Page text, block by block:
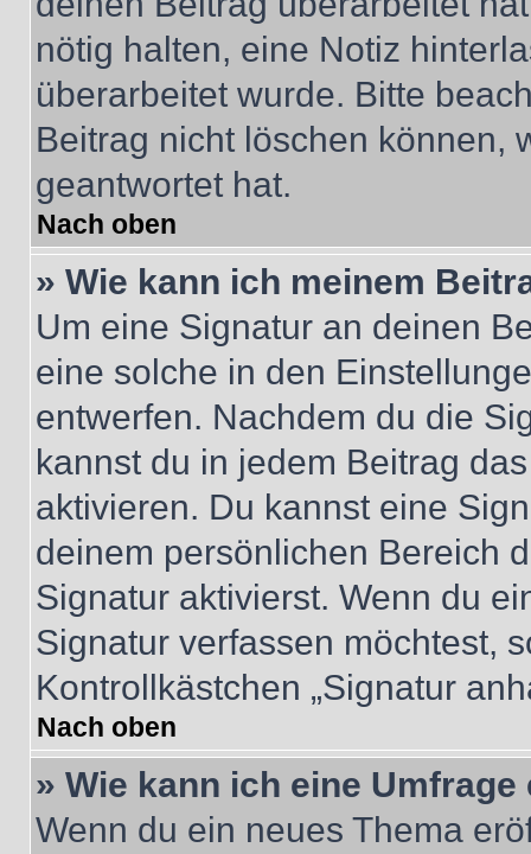
nötig halten, eine Notiz
überarbeitet wurde. Bitte
Beitrag nicht löschen können,
geantwortet hat.
Nach oben
» Wie kann ich meinem
Um eine Signatur an deinen
eine solche in den
entwerfen. Nachdem du die
kannst du in jedem Beitrag
aktivieren. Du kannst eine
deinem persönlichen Bereich
Signatur aktivierst. Wenn du
Signatur verfassen möchtest,
Kontrollkästchen „Signatur
Nach oben
» Wie kann ich eine
Wenn du ein neues Thema